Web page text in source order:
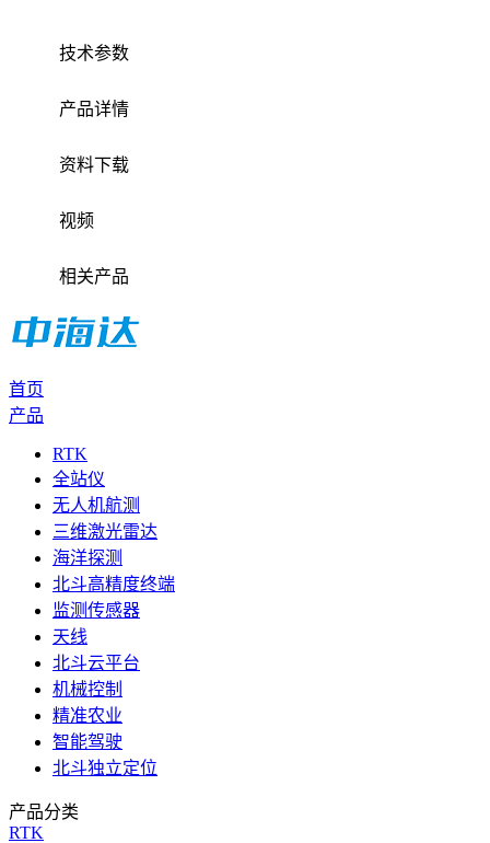
技术参数
产品详情
资料下载
视频
相关产品
首页
产品
RTK
全站仪
无人机航测
三维激光雷达
海洋探测
北斗高精度终端
监测传感器
天线
北斗云平台
机械控制
精准农业
智能驾驶
北斗独立定位
产品分类
RTK